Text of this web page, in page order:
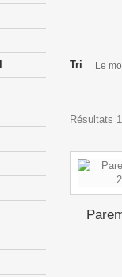
Tri Le
Résultats